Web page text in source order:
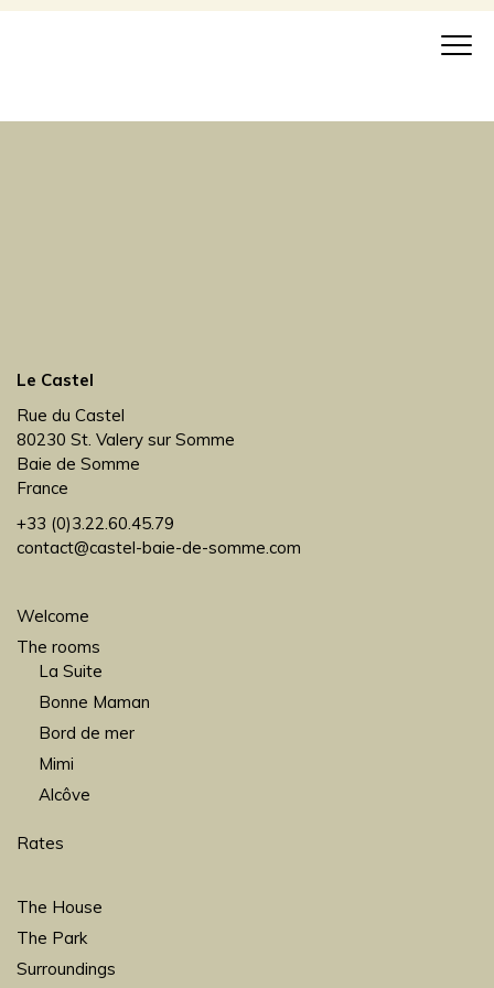
Le Castel
Rue du Castel
80230 St. Valery sur Somme
Baie de Somme
France
+33 (0)3.22.60.45.79
contact@castel-baie-de-somme.com
Welcome
The rooms
La Suite
Bonne Maman
Bord de mer
Mimi
Alcôve
Rates
The House
The Park
Surroundings